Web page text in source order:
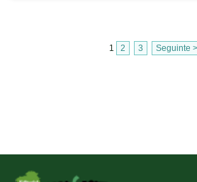
1 2 3 Seguinte